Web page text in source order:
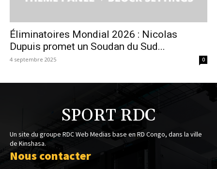
Éliminatoires Mondial 2026 : Nicolas
Dupuis promet un Soudan du Sud...
4 septembre 2025 0
SPORT RDC
Un site du groupe RDC Web Medias base en RD Congo, dans la ville
de Kinshasa.
Nous contacter